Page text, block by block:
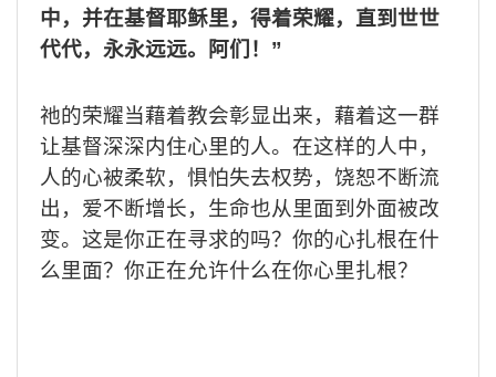
中，并在基督耶稣里，得着荣耀，直到世世
代代，永永远远。阿们！ ”
祂的荣耀当藉着教会彰显出来，藉着这一群
让基督深深内住心里的人。在这样的人中，
人的心被柔软，惧怕失去权势，饶恕不断流
出，爱不断增长，生命也从里面到外面被改
变。这是你正在寻求的吗？你的心扎根在什
么里面？你正在允许什么在你心里扎根？